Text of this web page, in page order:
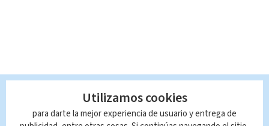
Utilizamos cookies
para darte la mejor experiencia de usuario y entrega de